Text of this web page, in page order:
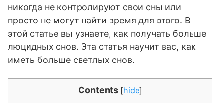
никогда не контролируют свои сны или
просто не могут найти время для этого. В
этой статье вы узнаете, как получать больше
люцидных снов. Эта статья научит вас, как
иметь больше светлых снов.
Contents [hide]